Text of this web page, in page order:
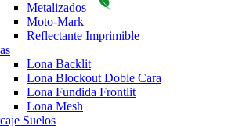
Metalizados
Moto-Mark
Reflectante Imprimible
Lona Backlit
Lona Blockout Doble Cara
Lona Fundida Frontlit
Lona Mesh
Suelos